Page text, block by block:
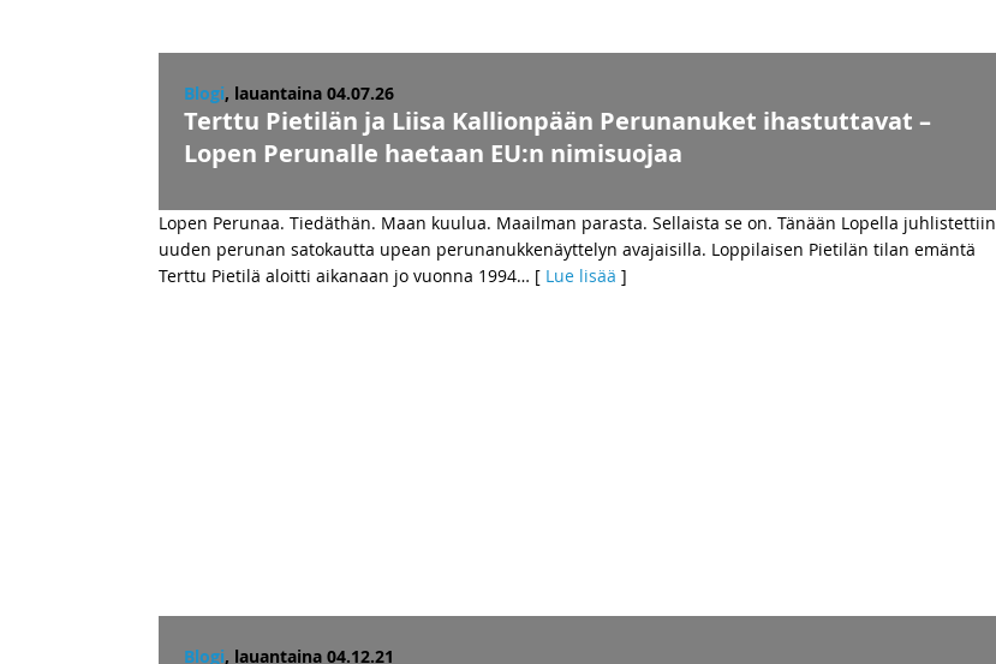
Blogi, lauantaina 04.07.26
Terttu Pietilän ja Liisa Kallionpään Perunanuket ihastuttavat –
Lopen Perunalle haetaan EU:n nimisuojaa
Lopen Perunaa. Tiedäthän. Maan kuulua. Maailman parasta. Sellaista se on. Tänään Lopella juhlistettiin
uuden perunan satokautta upean perunanukkenäyttelyn avajaisilla. Loppilaisen Pietilän tilan emäntä
Terttu Pietilä aloitti aikanaan jo vuonna 1994… [ Lue lisää ]
Blogi, lauantaina 04.12.21